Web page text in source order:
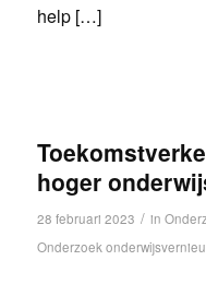
help […]
hoger
28 februari 2023 / in
Onderzoek